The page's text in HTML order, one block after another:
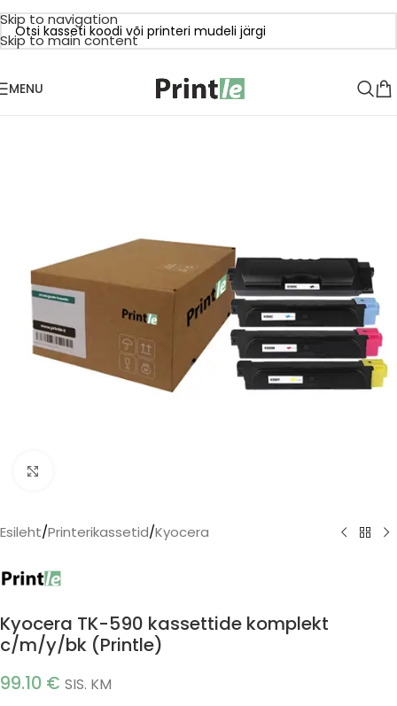
Skip to navigation
Skip to main content
MENU
Esileht/Printerikassetid/Kyocera
Kyocera TK-590 kassettide komplekt
c/m/y/bk (Printle)
99.10 € SIS. KM